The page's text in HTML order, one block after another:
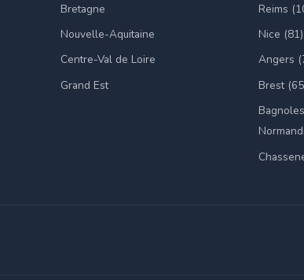
Bretagne
Nouvelle-Aquitaine
Centre-Val de Loire
Grand Est
Reims
Nice (81)
Angers
Brest